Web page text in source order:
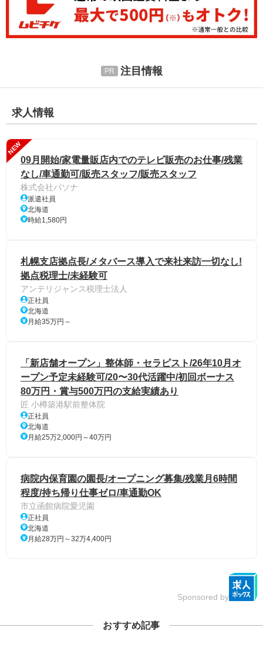
注目情報
求人情報
NEW
09月開始/家電量販店内でのテレビ販売のお仕事/残業
なし/車通勤可/販売スタッフ/販売スタッフ
株式会社パソナ
派遣社員
北海道
時給1,580円
札幌支店拠点長/メタバース導入で来社来訪一切なし!
拠点税理士/未経験可
アンテリジャンス税理士法人
正社員
北海道
月給35万円～
「新店舗オープン」整体師・セラピスト/26年10月オ
ープン予定未経験可/20〜30代活躍中/初回ボーナス
80万円・賞与500万円の支給実績あり
匠 小樽築港駅前整体院
正社員
北海道
月給25万2,000円～40万円
病院内保育園の園長/オープニング募集/残業月6時間
程度/持ち帰り仕事ゼロ/車通勤OK
市立函館病院愛児園
正社員
北海道
月給28万円～32万4,400円
Sponsored by
おすすめ記事